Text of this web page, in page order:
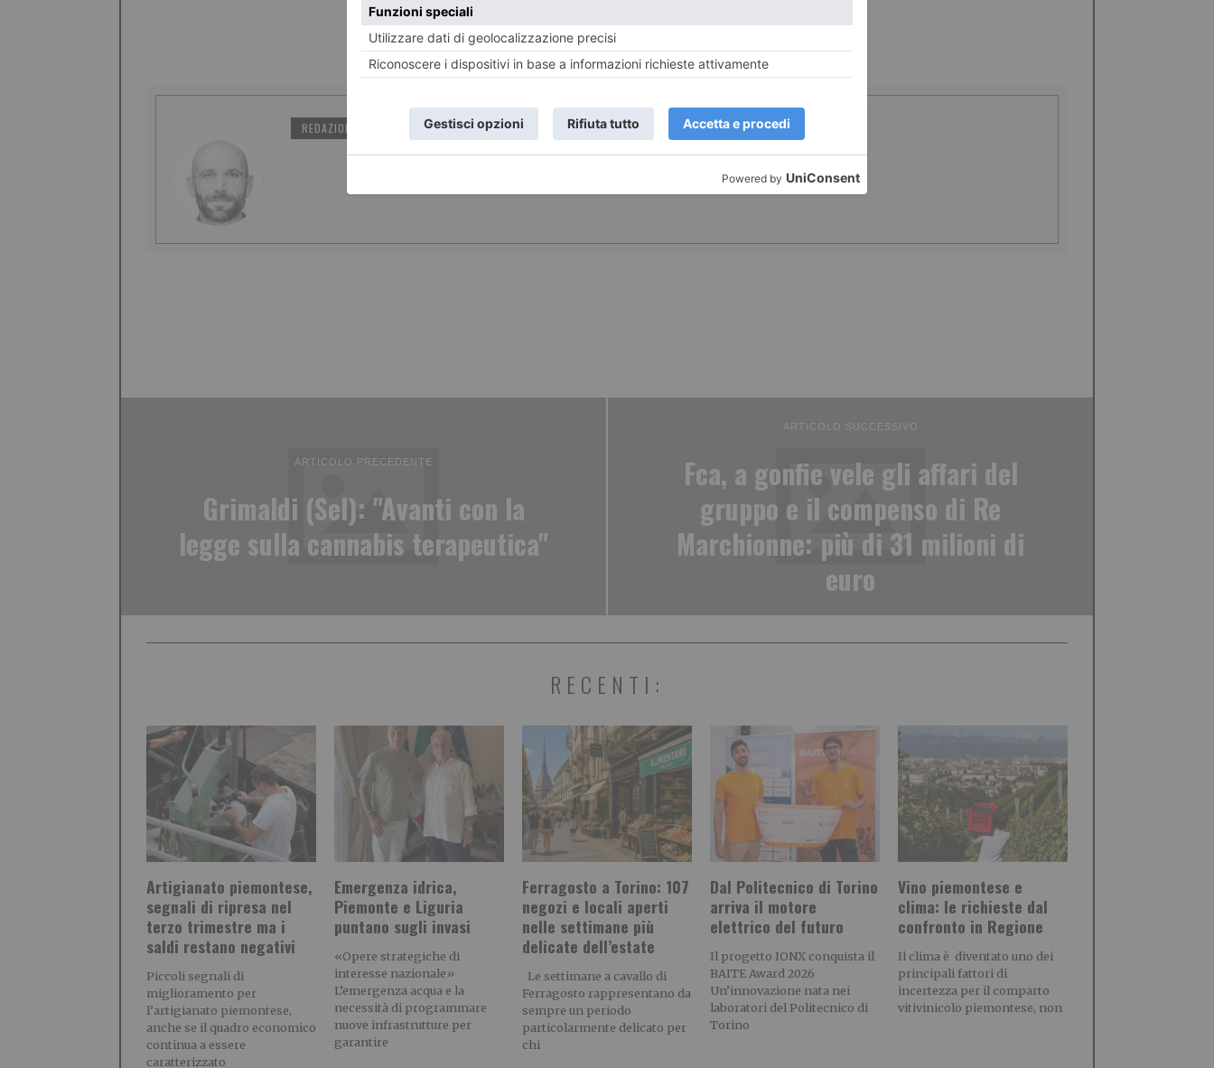
"I RAGAZZI DEL VENERDI SERA"
REDAZIONE IL TORINESE POST RECENTI
ARTICOLO PRECEDENTE
Grimaldi (Sel): "Avanti con la
legge sulla cannabis terapeutica"
ARTICOLO SUCCESSIVO
Fca, a gonfie vele gli affari del
gruppo e il compenso di Re
Marchionne: più di 31 milioni di
euro
RECENTI:
Artigianato piemontese,
segnali di ripresa nel
terzo trimestre ma i
saldi restano negativi
Piccoli segnali di
miglioramento per
l’artigianato piemontese,
anche se il quadro economico
continua a essere
caratterizzato
Emergenza idrica,
Piemonte e Liguria
puntano sugli invasi
«Opere strategiche di
interesse nazionale»
L’emergenza acqua e la
necessità di programmare
nuove infrastrutture per
garantire
Ferragosto a Torino: 107
negozi e locali aperti
nelle settimane più
delicate dell’estate
Le settimane a cavallo di
Ferragosto rappresentano da
sempre un periodo
particolarmente delicato per
chi
Dal Politecnico di Torino
arriva il motore
elettrico del futuro
Il progetto IONX conquista il
BAITE Award 2026
Un’innovazione nata nei
laboratori del Politecnico di
Torino
Vino piemontese e
clima: le richieste dal
confronto in Regione
Il clima è diventato uno dei
principali fattori di
incertezza per il comparto
vitivinicolo piemontese, non